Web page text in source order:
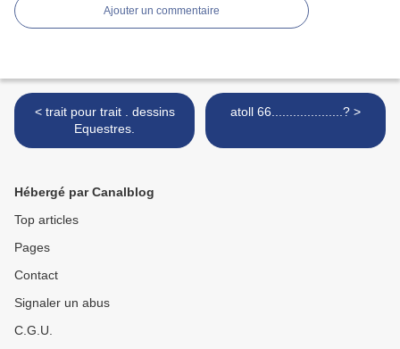
Ajouter un commentaire
< trait pour trait . dessins
Equestres.
atoll 66....................? >
Hébergé par Canalblog
Top articles
Pages
Contact
Signaler un abus
C.G.U.